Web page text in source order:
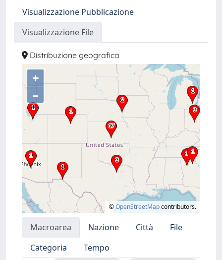
Visualizzazione Pubblicazione
Visualizzazione File
Distribuzione geografica
+
–
©OpenStreetMapcontributors.
Macroarea Nazione Città
File
Categoria
Tempo